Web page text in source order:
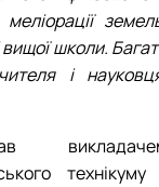
вищої школи.
і
технікуму